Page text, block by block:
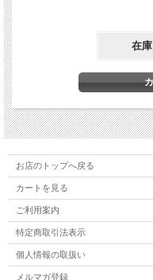
在庫
お店のトップへ戻る
カートを見る
ご利用案内
特定商取引法表示
個人情報の取扱い
メルマガ登録